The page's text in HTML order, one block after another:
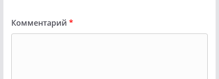
Комментарий *